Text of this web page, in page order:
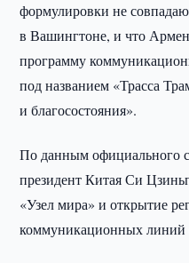
формулировки не
в Вашингтоне, и что
программу
под названием «Трасса
и благосостояния».
По данным официального
президент Китая Си
«Узел мира» и открытие
коммуникационных